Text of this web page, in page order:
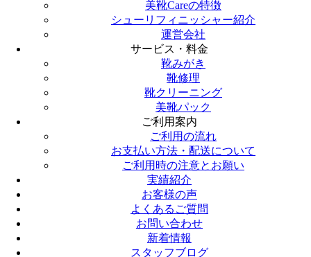
美靴Careの特徴
シューリフィニッシャー紹介
運営会社
サービス・料金
靴みがき
靴修理
靴クリーニング
美靴パック
ご利用案内
ご利用の流れ
お支払い方法・配送について
ご利用時の注意とお願い
実績紹介
お客様の声
よくあるご質問
お問い合わせ
新着情報
スタッフブログ